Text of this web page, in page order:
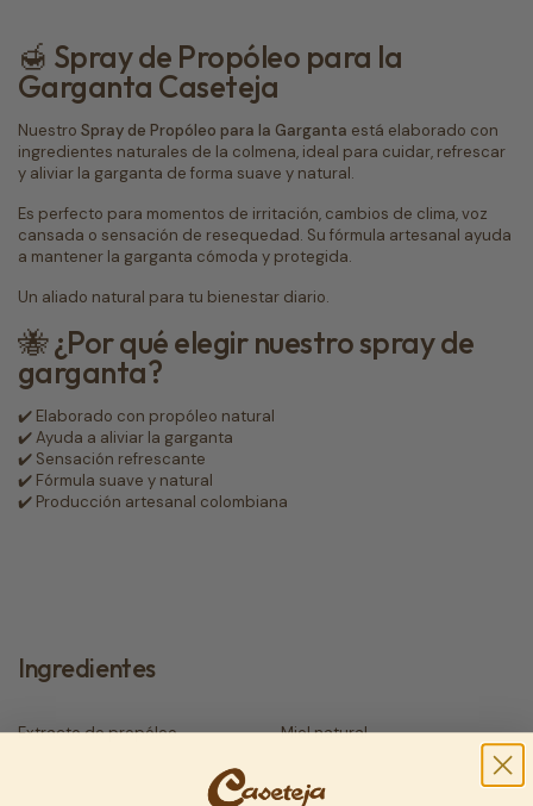
🍯 Spray de Propóleo para la
Garganta Caseteja
Nuestro Spray de Propóleo para la Garganta está elaborado con
ingredientes naturales de la colmena, ideal para cuidar, refrescar
y aliviar la garganta de forma suave y natural.
Es perfecto para momentos de irritación, cambios de clima, voz
cansada o sensación de resequedad. Su fórmula artesanal ayuda
a mantener la garganta cómoda y protegida.
Un aliado natural para tu bienestar diario.
🐝 ¿Por qué elegir nuestro spray de
garganta?
✔️ Elaborado con propóleo natural
✔️ Ayuda a aliviar la garganta
✔️ Sensación refrescante
✔️ Fórmula suave y natural
✔️ Producción artesanal colombiana
Ingredientes
Extracto de propóleo. Miel natural.
1/2